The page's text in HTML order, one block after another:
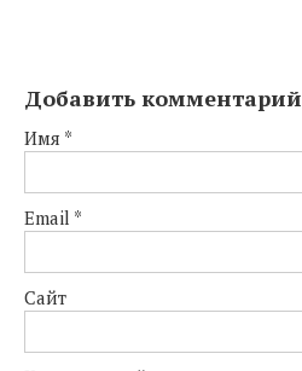
Добавить комментарий
Имя *
Email *
Сайт